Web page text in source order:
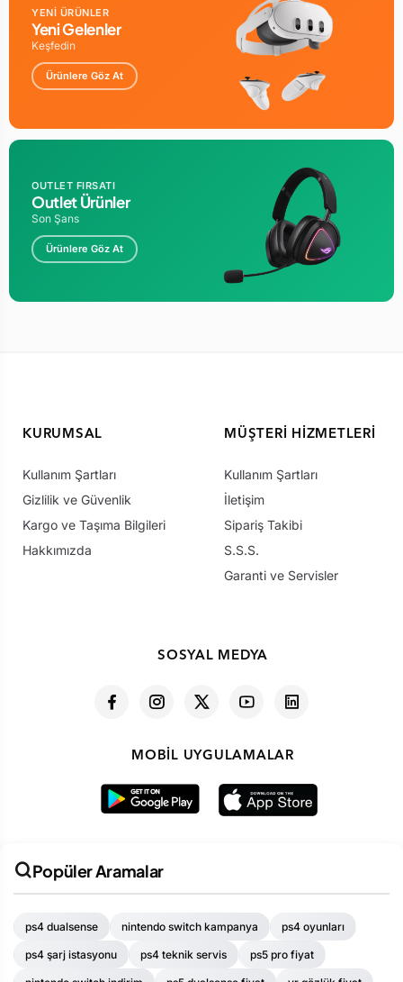
YENİ ÜRÜNLER
Yeni Gelenler
Keşfedin
Ürünlere Göz At
OUTLET FIRSATI
Outlet Ürünler
Son Şans
Ürünlere Göz At
KURUMSAL
Kullanım Şartları
Gizlilik ve Güvenlik
Kargo ve Taşıma Bilgileri
Hakkımızda
MÜŞTERI HIZMETLERI
Kullanım Şartları
İletişim
Sipariş Takibi
S.S.S.
Garanti ve Servisler
SOSYAL MEDYA
MOBIL UYGULAMALAR
Popüler Aramalar
ps4 dualsense nintendo switch kampanya ps4 oyunları
ps4 şarj istasyonu ps4 teknik servis ps5 pro fiyat